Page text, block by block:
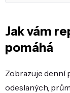
Jak vám
pomáhá
Zobrazuje denní
odeslaných,